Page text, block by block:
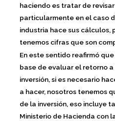
haciendo es tratar de
particularmente en el caso
industria hace sus cálculos,
tenemos cifras que son
En este sentido reafirmó que
base de evaluar el retorno
inversión, si es necesario
a hacer, nosotros tenemos
de la inversión, eso incluye
Ministerio de Hacienda con